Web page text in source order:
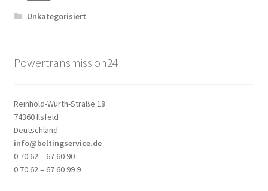
Unkategorisiert
Powertransmission24
Reinhold-Würth-Straße 18
74360 Ilsfeld
Deutschland
info@beltingservice.de
0 70 62 – 67 60 90
0 70 62 – 67 60 99 9